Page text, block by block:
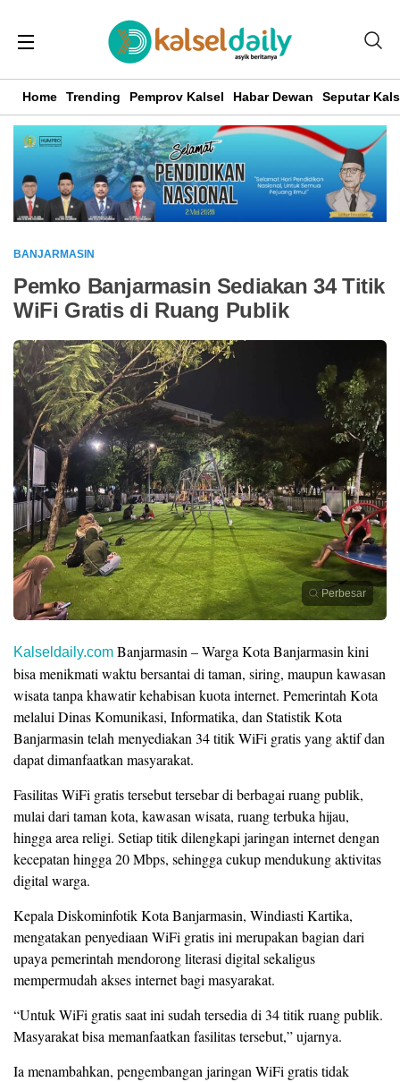
Home Trending Pemprov Kalsel Habar Dewan Seputar
BANJARMASIN
Pemko Banjarmasin Sediakan 34 Titik
WiFi Gratis di Ruang Publik
Perbesar
Kalseldaily.com Banjarmasin – Warga Kota Banjarmasin kini
bisa menikmati waktu bersantai di taman, siring, maupun kawasan
wisata tanpa khawatir kehabisan kuota internet. Pemerintah Kota
melalui Dinas Komunikasi, Informatika, dan Statistik Kota
Banjarmasin telah menyediakan 34 titik WiFi gratis yang aktif dan
dapat dimanfaatkan masyarakat.
Fasilitas WiFi gratis tersebut tersebar di berbagai ruang publik,
mulai dari taman kota, kawasan wisata, ruang terbuka hijau,
hingga area religi. Setiap titik dilengkapi jaringan internet dengan
kecepatan hingga 20 Mbps, sehingga cukup mendukung aktivitas
digital warga.
Kepala Diskominfotik Kota Banjarmasin, Windiasti Kartika,
mengatakan penyediaan WiFi gratis ini merupakan bagian dari
upaya pemerintah mendorong literasi digital sekaligus
mempermudah akses internet bagi masyarakat.
“Untuk WiFi gratis saat ini sudah tersedia di 34 titik ruang publik.
Masyarakat bisa memanfaatkan fasilitas tersebut,” ujarnya.
Ia menambahkan, pengembangan jaringan WiFi gratis tidak